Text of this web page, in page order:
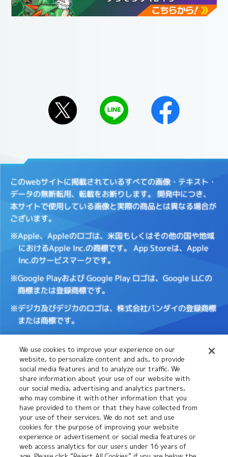
このwebサイトに掲載されているすべての画像・テキスト・
データの無断転用、転載をお断りします。 開発中につき、
本サイトで使用している画像と実際の商品とは異なる場合が
ございます。
※Apple、Appleのロゴは、米国もしくはその他の国や地域
におけるApple Inc.の商標です。 App Storeは、Apple
Inc.のサービスマークです。
※Google Playおよび Google Play ロゴは、Google LLCの
商標または登録商標です。
※デジカ及びデジカのロゴは、株式会社バンダイの登録商標
または商標です。
推奨環境について Cookies
Settings
プライバシーポリシー プライバシーノーティス
お問い合わせ
We use cookies to improve your experience on our
website, to personalize content and ads, to provide
social media features and to analyze our traffic. We
share information about your use of our website with
our social media, advertising and analytics partners,
who may combine it with other information that you
have provided to them or that they have collected from
your use of their services. We do not set and use
cookies for the purpose of improving your website
experience or advertisement or social media features or
web access analytics for our users under 16 years of